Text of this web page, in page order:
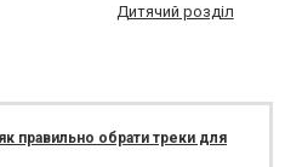
Дитячий розділ
правильно обрати треки для